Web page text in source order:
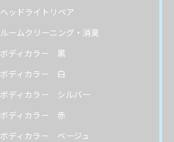
ヘッドライトリペア
ルームクリーニング・消臭
ボディカラー 黒
ボディカラー 白
ボディカラー シルバー
ボディカラー 赤
ボディカラー ベージュ